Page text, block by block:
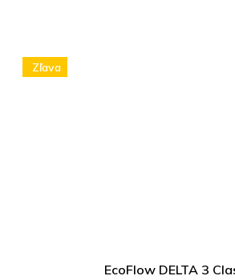
Zľava
EcoFlow DELTA 3